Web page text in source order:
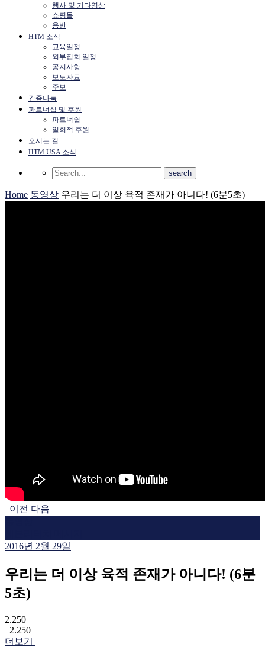
행사 및 기타영상
쇼핑몰
음반
HTM 소식
교육일정
외부집회 일정
공지사항
보도자료
주보
간증나눔
파트너십 및 후원
파트너쉽
일회적 후원
오시는 길
HTM USA 소식
Home 동영상 우리는 더 이상 육적 존재가 아니다! (6분5초)
이전 다음
2016년 2월 29일
우리는 더 이상 육적 존재가 아니다! (6분
5초)
2.250
2.250
더보기